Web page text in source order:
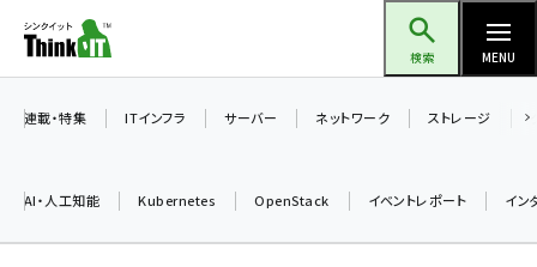
ン
ツ
検索 MENU
連載・特集 ITインフラ サーバー ネットワーク ストレージ
AI・人工知能 Kubernetes OpenStack イベントレポート イン